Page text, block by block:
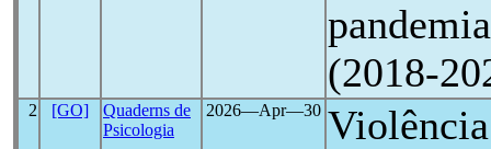
(2018-
2 [GO]
Quaderns de
Psicologia
2026―Apr―30